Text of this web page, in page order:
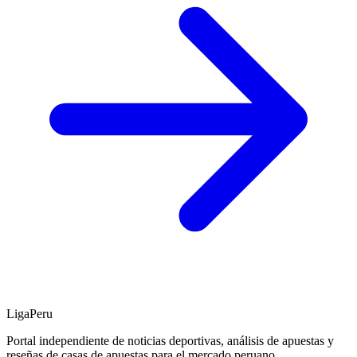
LigaPeru
Portal independiente de noticias deportivas, análisis de apuestas y